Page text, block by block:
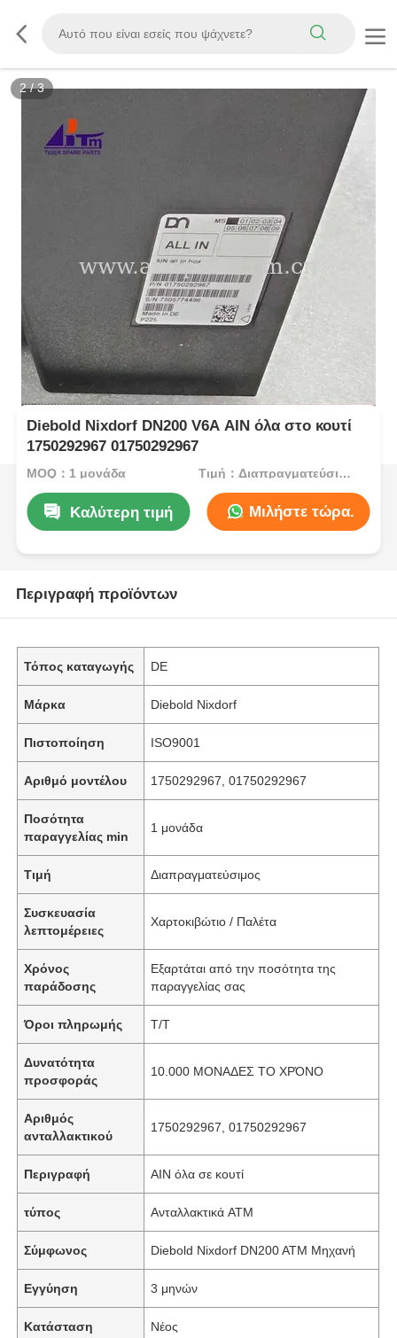
2/3
Diebold Nixdorf DN200 V6A AIN όλα στο κουτί
1750292967 01750292967
MOQ：1 μονάδα Τιμή：Διαπραγματεύσιμος
Καλύτερη τιμή Μιλήστε τώρα.
Περιγραφή προϊόντων
Τόπος καταγωγής DE
Μάρκα Diebold Nixdorf
Πιστοποίηση ISO9001
Αριθμό μοντέλου 1750292967, 01750292967
Ποσότητα
παραγγελίας min
1 μονάδα
Τιμή Διαπραγματεύσιμος
Συσκευασία
λεπτομέρειες
Χαρτοκιβώτιο / Παλέτα
Χρόνος
παράδοσης
Εξαρτάται από την ποσότητα της
παραγγελίας σας
Όροι πληρωμής T/T
Δυνατότητα
προσφοράς
10.000 ΜΟΝΑΔΕΣ ΤΟ ΧΡΌΝΟ
Αριθμός
ανταλλακτικού
1750292967, 01750292967
Περιγραφή AIN όλα σε κουτί
τύπος Ανταλλακτικά ATM
Σύμφωνος Diebold Nixdorf DN200 ATM Μηχανή
Εγγύηση 3 μηνών
Κατάσταση Νέος